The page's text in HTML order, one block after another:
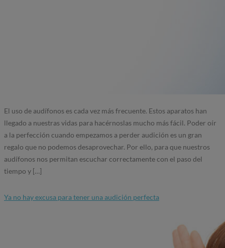
El uso de audífonos es cada vez más frecuente. Estos aparatos han
llegado a nuestras vidas para hacérnoslas mucho más fácil. Poder oír
a la perfección cuando empezamos a perder audición es un gran
regalo que no podemos desaprovechar. Por ello, para que nuestros
audífonos nos permitan escuchar correctamente con el paso del
tiempo y […]
Ya no hay excusa para tener una audición perfecta